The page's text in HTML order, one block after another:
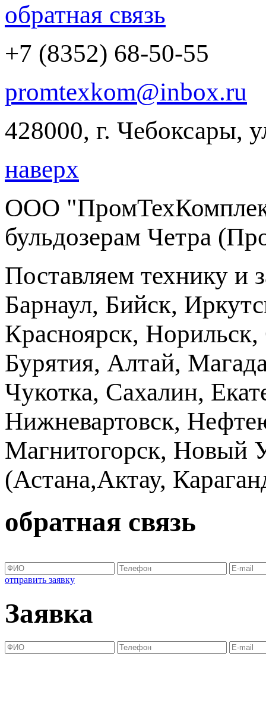
обратная связь
+7 (8352) 68-50-55
promtexkom@inbox.ru
428000, г. Чебоксары,
наверх
ООО
бульдозерам Четра
Поставляем технику и
Барнаул, Бийск,
Красноярск,
Бурятия, Алтай,
Чукотка, Сахалин,
Нижневартовск,
Магнитогорск, Новый
(Астана,Актау,
обратная связь
отправить заявку
Заявка